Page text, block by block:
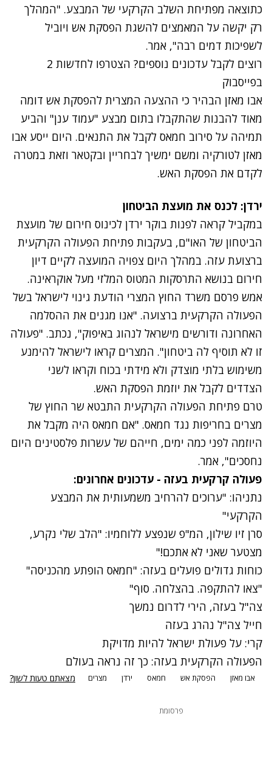
כתוצאה מפתיחת השלב הקרקעי של המבצע. "המהלך
רק יקשה על המאמצים להשגת הפסקת אש ויוביל
לשפיכות דמים רבה", אמר.
רוצים לקבל עדכונים נוספים? הצטרפו לחדשות 2
בפייסבוק
אבו מאזן הבהיר כי ההצעה המצרית להפסקת אש דומה
מאוד להבנות שהתקבלו בתום מבצע "עמוד ענן" והביע
תמיהה על סירוב חמאס לקבל את התנאים. היום ייסע אבו
מאזן לטורקיה ומשם ימשיך לבחריין ובקטאר וזאת במטרה
לקדם את הפסקת האש.
ירדן: לכנס את מועצת הביטחון
במקביל קראה לפנות בוקר ירדן לכינוס חירום של מועצת
הביטחון של האו"ם, בעקבות פתיחת הפעולה הקרקעית
ברצועת עזה. במהלך היום צפויה המועצה לקיים דיון
חירום בנושא התרסקות המטוס המלזי מעל אוקראינה.
אמש פרסם משרד החוץ המצרי הודעת גינוי לישראל בשל
הפעולה הקרקעית ברצועה. "אנו מגנים את ההסלמה
האחרונה ודורשים מישראל לנהוג באיפוק", נכתב. "פעולה
זו לא תוסיף לה ביטחון". המצרים קראו לישראל להימנע
משימוש בלתי מוצדק ולא מידתי בכוח וקראו לשני
הצדדים לקבל את יוזמת הפסקת האש.
טרם פתיחת הפעולה הקרקעית התבטא שר החוץ של
מצרים בחריפות נגד חמאס. "אם חמאס היה מקבל את
היוזמה לפני כמה ימים, חייהם של עשרות פלסטינים היום
נחסכים", אמר.
פעולה קרקעית בעזה - עדכונים אחרונים:
נתניהו: "ערוכים להרחיב משמעותית את המבצע
הקרקעי"
סרן זיו שילון, המ"פ שנפצע ללוחמיו: "הלב שלי נקרע,
מצטער שאני לא אתכם!"
כוחות גדולים פועלים בעזה: "חמאס הופתע מהכניסה"
"צאו להתקפה. בהצלחה. סוף"
צה"ל בעזה, הירי לדרום נמשך
חייל צה"ל נהרג בעזה
קרי: על פעולת ישראל להיות מדויקת
הפעולה הקרקעית בעזה: כך זה נראה בעולם
אבו מאזן הפסקת אש חמאס ירדן מצרים מצאתם טעות לשון?
פרסומת